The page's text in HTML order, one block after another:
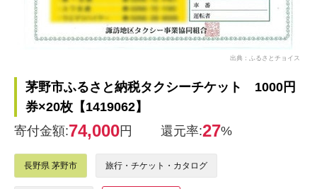
出典：ふるさとチョイス
茅野市ふるさと納税タクシーチケット 1000円
券×20枚【1419062】
寄付金額:74,000円 還元率:27%
長野県 茅野市 旅行・チケット・カタログ